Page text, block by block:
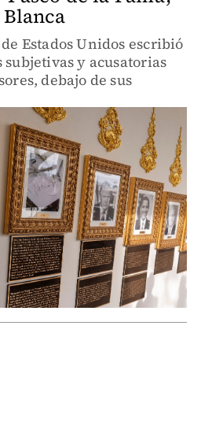
Blanca
Estados Unidos escribió
subjetivas y acusatorias
debajo de sus